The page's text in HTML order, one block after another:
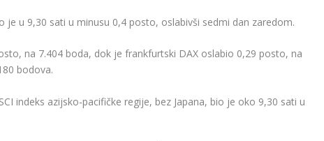
je u 9,30 sati u minusu 0,4 posto, oslabivši sedmi dan zaredom.
na 7.404 boda, dok je frankfurtski DAX oslabio 0,29 posto, na
bodova.
indeks azijsko-pacifičke regije, bez Japana, bio je oko 9,30 sati u